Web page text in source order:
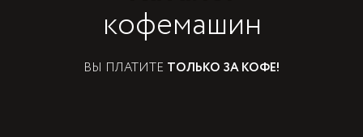
кофемашин
ВЫ ПЛАТИТЕ ТОЛЬКО ЗА КОФЕ!